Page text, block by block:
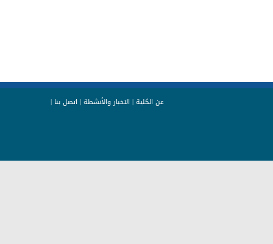
عن الكلية|الاخبار والأنشطة|اتصل بنا|